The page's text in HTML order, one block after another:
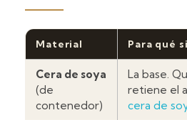
Material Para qué
Cera de soya
(de
contenedor)
La base.
retiene el
cera de